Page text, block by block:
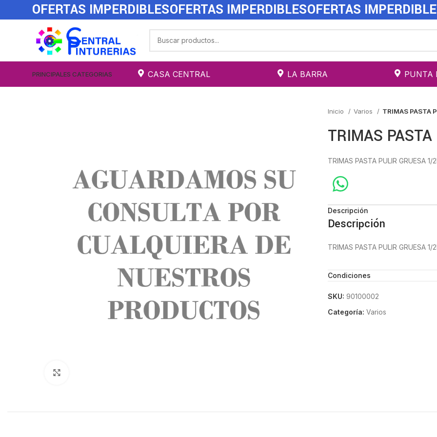
OFERTAS IMPERDIBLESOFERTAS IMPERDIBLESOFERTAS
PRINCIPALES CATEGORIAS CASA CENTRAL LA BARRA PUNTA
Inicio Varios TRIMAS PASTA
TRIMAS
TRIMAS PASTA PULIR GRUESA 1/
Descripción
Descripción
TRIMAS PASTA PULIR GRUESA 1/
Condiciones
SKU: 90100002
Categoría: Varios